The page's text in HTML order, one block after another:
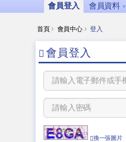
會員登入 會員資料 ▼
首頁 會員中心 登入
會員登入
換一張圖片